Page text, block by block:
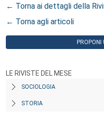
← Torna ai dettagli della
← Torna agli articoli
LE RIVISTE DEL MESE
SOCIOLOGIA
STORIA